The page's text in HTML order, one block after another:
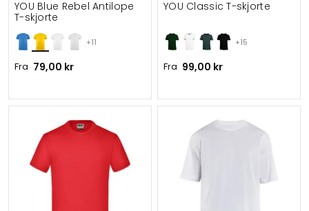
+11
YOU Blue Rebel Antilope
T-skjorte
Fra 79,00 kr
+15
YOU Classic T-skjorte
Fra 99,00 kr